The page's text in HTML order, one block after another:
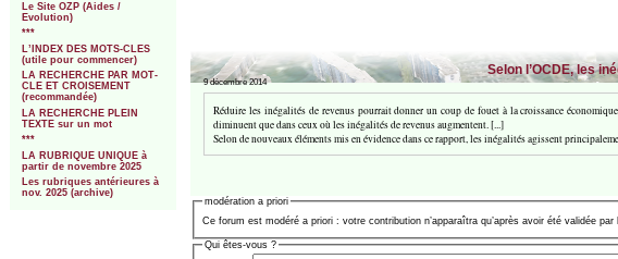
Le Site OZP (Aides /
Evolution)
***
L’INDEX DES MOTS-CLES
(utile pour commencer)
LA RECHERCHE PAR MOT-
CLE ET CROISEMENT
(recommandée)
LA RECHERCHE PLEIN
TEXTE sur un mot
***
LA RUBRIQUE UNIQUE à
partir de novembre 2025
Les rubriques antérieures à
nov. 2025 (archive)
Selon l’OCDE, les
9 décembre 2014
Réduire les inégalités de revenus pourrait donner un coup de fouet à la croissance
diminuent que dans ceux où les inégalités de revenus augmentent. [...]
Selon de nouveaux éléments mis en évidence dans ce rapport, les inégalités agissent
modération a priori
Ce forum est modéré a priori : votre contribution n’apparaîtra qu’après avoir été validée par
Qui êtes-vous ?